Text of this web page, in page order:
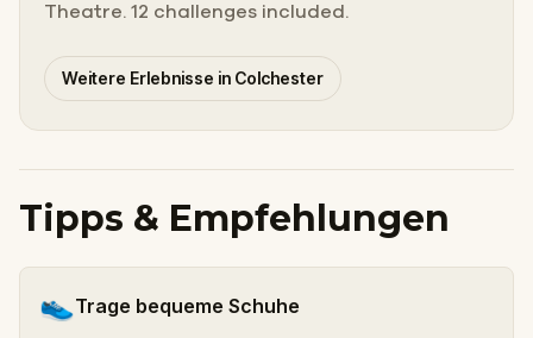
Theatre. 12 challenges included.
Weitere Erlebnisse in Colchester
Tipps & Empfehlungen
👟Trage bequeme Schuhe